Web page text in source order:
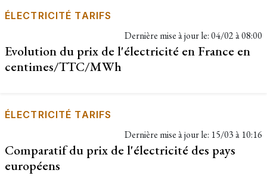
ÉLECTRICITÉ TARIFS
Dernière mise à jour le:04/02 à 08:00
Evolution du prix de l'électricité en France en
centimes/TTC/MWh
ÉLECTRICITÉ TARIFS
Dernière mise à jour le: 15/03 à 10:16
Comparatif du prix de l'électricité des pays
européens